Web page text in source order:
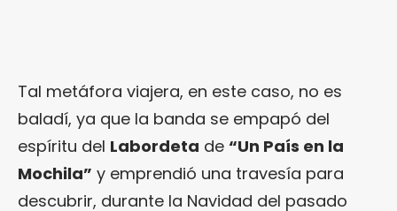
Tal metáfora viajera, en este caso, no es
baladí, ya que la banda se empapó del
espíritu del Labordeta de “Un País en la
Mochila” y emprendió una travesía para
descubrir, durante la Navidad del pasado